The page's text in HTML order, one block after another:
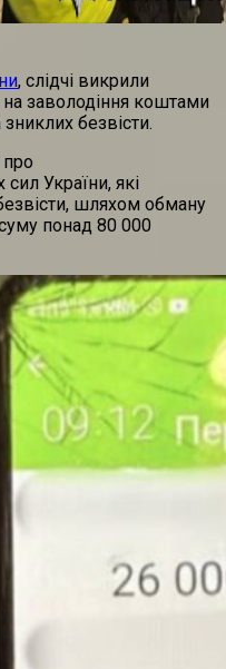
, слідчі викрили
заволодіння коштами
безвісти.
про
України, які
шляхом обману
понад 80 000